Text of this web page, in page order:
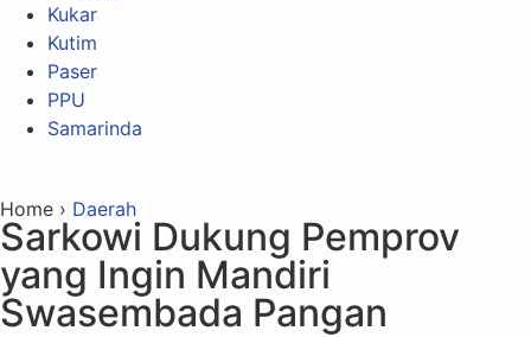
Kukar
Kutim
Paser
PPU
Samarinda
Home › Daerah
Sarkowi Dukung Pemprov
yang Ingin Mandiri
Swasembada Pangan